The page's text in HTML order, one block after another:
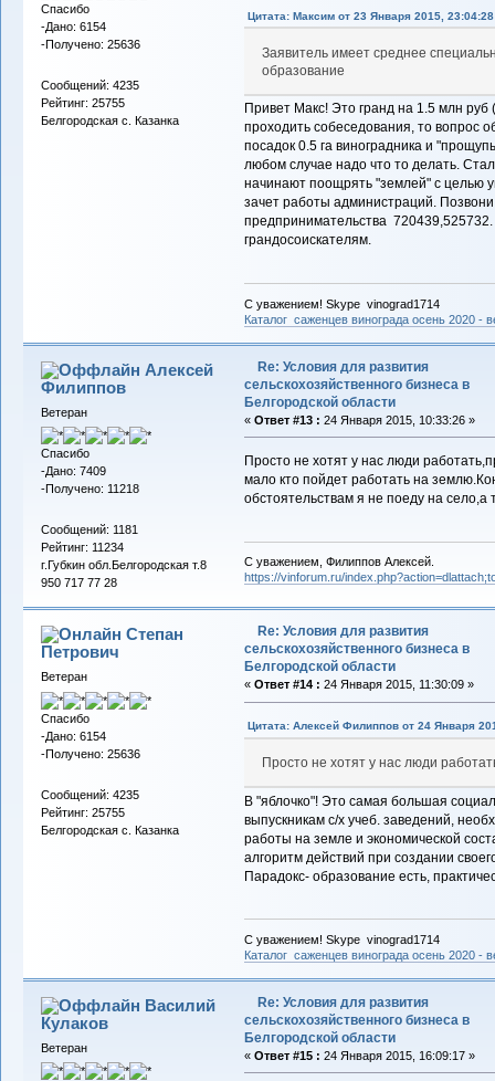
Спасибо
-Дано: 6154
-Получено: 25636
Сообщений: 4235
Рейтинг: 25755
Белгородская с. Казанка
Цитата: Максим от 23 Января 2015, 23:04:28
Заявитель имеет среднее
образование
Привет Макс! Это гранд на 1.5 млн
проходить собеседования, то вопрос
посадок 0.5 га виноградника и
любом случае надо что то делать.
начинают поощрять "землей" с целью
зачет работы администраций.
предпринимательства
грандосоискателям.
С уважением! Skype vinograd1714
Каталог саженцев винограда осень 2020 -
Алексей
Филиппов
Ветеран
Спасибо
-Дано: 7409
-Получено: 11218
Сообщений: 1181
Рейтинг: 11234
г.Губкин обл.Белгородская т.8
950 717 77 28
Re: Условия для развития
сельскохозяйственного бизнеса в
Белгородской области
« Ответ #13 : 24 Января 2015, 10:33:26 »
Просто не хотят у нас люди
мало кто пойдет работать на
обстоятельствам я не поеду на
С уважением, Филиппов Алексей.
https://vinforum.ru/
Степан
Петрович
Ветеран
Спасибо
-Дано: 6154
-Получено: 25636
Сообщений: 4235
Рейтинг: 25755
Белгородская с. Казанка
Re: Условия для развития
сельскохозяйственного бизнеса в
Белгородской области
« Ответ #14 : 24 Января 2015, 11:30:09 »
Цитата: Алексей Филиппов от 24 Января
Просто не хотят у нас люди
В "яблочко"! Это самая большая
выпускникам с/х учеб. заведений,
работы на земле и экономической
алгоритм действий при создании
Парадокс- образование есть,
С уважением! Skype vinograd1714
Каталог саженцев винограда осень 2020 -
Василий
Кулаков
Ветеран
Re: Условия для развития
сельскохозяйственного бизнеса в
Белгородской области
« Ответ #15 : 24 Января 2015, 16:09:17 »